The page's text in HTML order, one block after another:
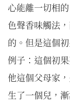
心能離一切相
色聲香味觸法
的。但是這個
例子：這個初
他這個父母家
生了一個兒，